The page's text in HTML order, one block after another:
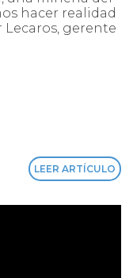
hacer realidad
Lecaros, gerente
LEER ARTÍCULO